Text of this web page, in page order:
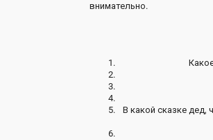
внимательно.
В какой сказке